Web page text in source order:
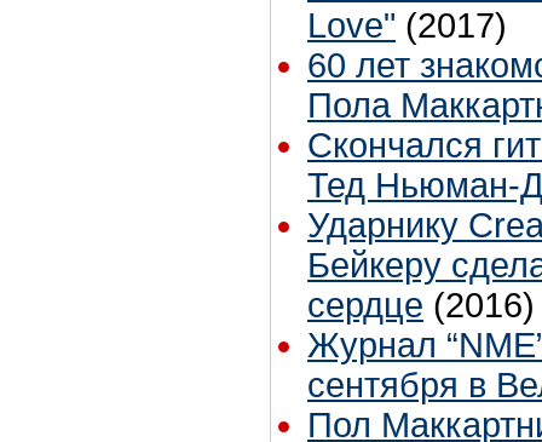
Love" (2017)
60 лет
Пола
Скончался
Тед Ньюман-
Ударнику
Бейкеру
сердце (2016)
Журнал
сентября в
Пол